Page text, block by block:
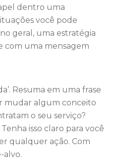
dentro uma
você pode
geral, uma estratégia
com uma mensagem
Resuma em uma frase
mudar algum conceito
o seu serviço?
isso claro para você
qualquer ação. Com
alvo.